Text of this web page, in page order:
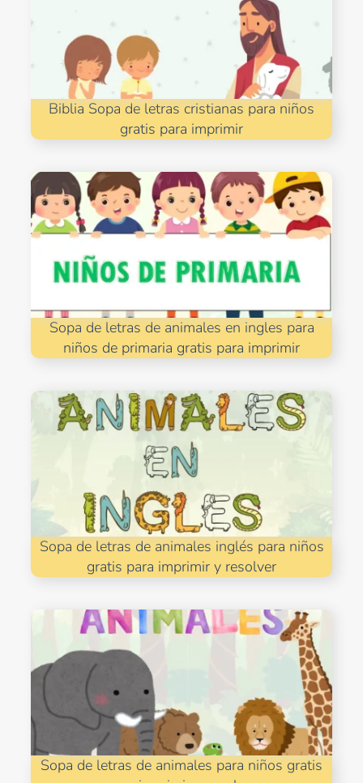
Biblia Sopa de letras cristianas para niños
gratis para imprimir
Sopa de letras de animales en ingles para
niños de primaria gratis para imprimir
Sopa de letras de animales inglés para niños
gratis para imprimir y resolver
Sopa de letras de animales para niños gratis